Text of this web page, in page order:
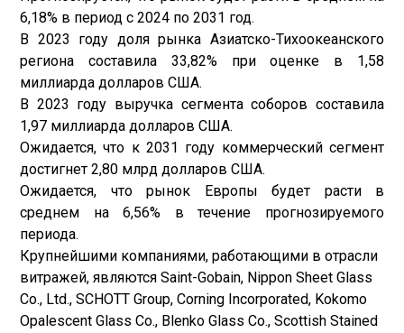
6,18% в период с 2024 по 2031 год.
В 2023 году доля рынка Азиатско-Тихоокеанского
региона составила 33,82% при оценке в 1,58
миллиарда долларов США.
В 2023 году выручка сегмента соборов составила
1,97 миллиарда долларов США.
Ожидается, что к 2031 году коммерческий сегмент
достигнет 2,80 млрд долларов США.
Ожидается, что рынок Европы будет расти в
среднем на 6,56% в течение прогнозируемого
периода.
Крупнейшими компаниями, работающими в отрасли
витражей, являются Saint-Gobain, Nippon Sheet Glass
Co., Ltd., SCHOTT Group, Corning Incorporated, Kokomo
Opalescent Glass Co., Blenko Glass Co., Scottish Stained